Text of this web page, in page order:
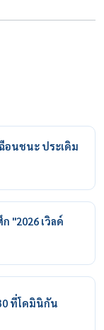
นชนะ ประเดิม
"2026 เวิลด์
ที่โดมินิกัน